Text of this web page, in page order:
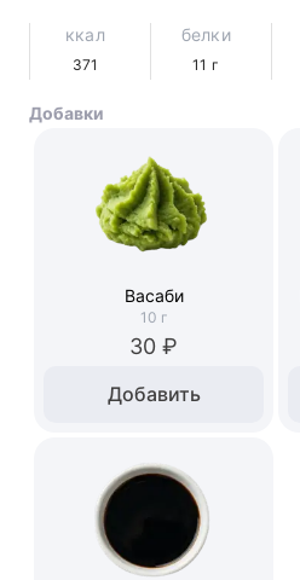
ккал
371
белки
11 г
Добавки
Васаби
10 г
30 ₽
Добавить